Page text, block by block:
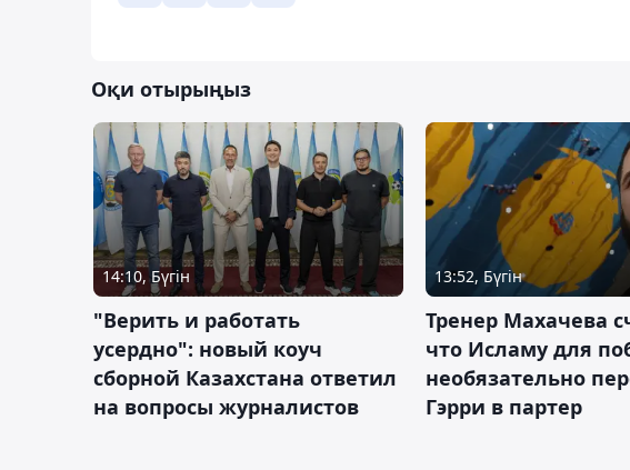
Оқи отырыңыз
14:10, Бүгін
"Верить и работать
усердно": новый коуч
сборной Казахстана ответил
на вопросы журналистов
13:52, Бүгін
Тренер Махачева
что Исламу для
необязательно
Гэрри в партер